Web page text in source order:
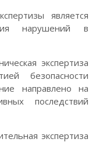
является
нарушений в
экспертиза
безопасности
направлено на
последствий
экспертиза